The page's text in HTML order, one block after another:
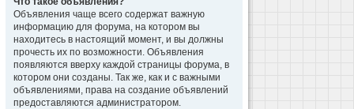
Объявления чаще всего содержат важную
информацию для форума, на котором вы
находитесь в настоящий момент, и вы должны
прочесть их по возможности. Объявления
появляются вверху каждой страницы форума, в
котором они созданы. Так же, как и с важными
объявлениями, права на создание объявлений
предоставляются администратором.